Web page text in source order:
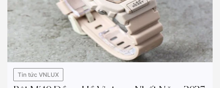
Tin tức VNLUX